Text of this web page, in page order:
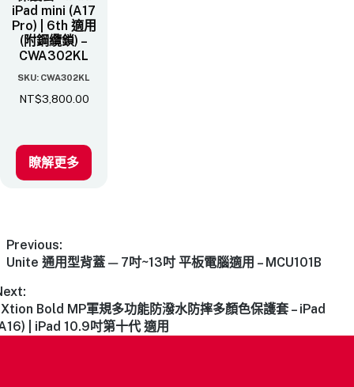
iPad mini (A17
Pro) | 6th 適用
(附鋼纜鎖) –
CWA302KL
SKU: CWA302KL
NT$3,800.00
瞭解更多
Previous:
Unite 通用型背蓋 — 7吋~13吋 平板電腦適用 – MCU101B
Bold MP軍規多功能防潑水防摔多顏色保護套 – iPad
| iPad 10.9吋第十代 適用